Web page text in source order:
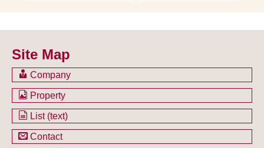
Site Map
Company
会社のご案内
不動産を購入したい方
不動産を売却したい方
不動産買取システム
Property
土地一覧
戸建一覧
マンション一覧
List (text)
土地一覧
Contact